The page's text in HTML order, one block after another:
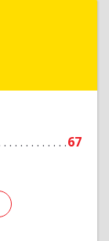
67
г,